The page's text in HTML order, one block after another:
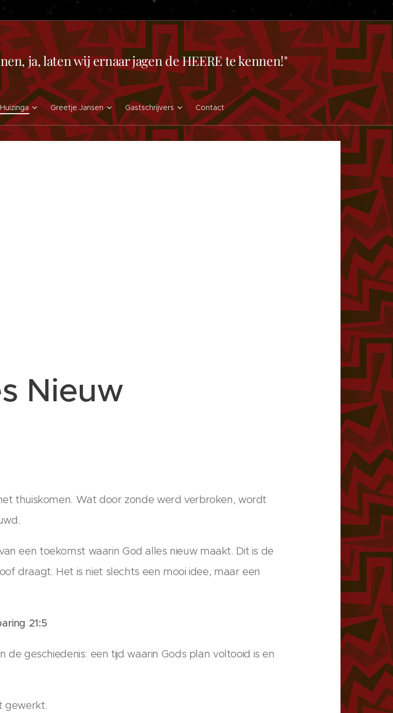
ja, laten wij ernaar jagen de HEERE te kennen!"
Greetje Jansen Gastschrijvers Contact
Nieuw
thuiskomen. Wat door zonde werd verbroken, wordt
een toekomst waarin God alles nieuw maakt. Dit is de
draagt. Het is niet slechts een mooi idee, maar een
21:5
geschiedenis: een tijd waarin Gods plan voltooid is en
gewerkt.